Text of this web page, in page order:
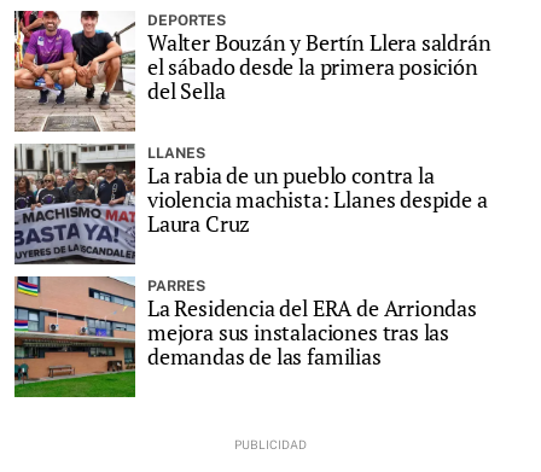
DEPORTES
Walter Bouzán y Bertín Llera saldrán
el sábado desde la primera posición
del Sella
LLANES
La rabia de un pueblo contra la
violencia machista: Llanes despide a
Laura Cruz
PARRES
La Residencia del ERA de Arriondas
mejora sus instalaciones tras las
demandas de las familias